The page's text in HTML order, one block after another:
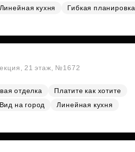
Линейная кухня
Гибкая планировка
21 этаж, №1672
отделка
Платите как хотите
Вид на город
Линейная кухня